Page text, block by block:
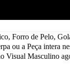
Forro de Pelo,
ou a Peça intera
Visual Masculino